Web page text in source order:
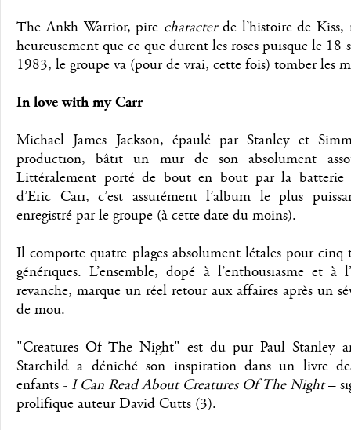
The Ankh Warrior, pire characterde l’histoire de Kiss,
heureusement que ce que durent les roses puisque le 18
1983, le groupe va (pour de vrai, cette fois) tomber les
In love with my Carr
Michael James Jackson, épaulé par Stanley et
production, bâtit un mur de son absolument
Littéralement porté de bout en bout par la batterie
d’Eric Carr, c’est assurément l’album le plus
enregistré par le groupe (à cette date du moins).
Il comporte quatre plages absolument létales pour cinq
génériques. L’ensemble, dopé à l’enthousiasme et à
revanche, marque un réel retour aux affaires après un
de mou.
"Creatures Of The Night" est du pur Paul Stanley
Starchild a déniché son inspiration dans un livre
enfants - I Can Read About Creatures Of The Night–
prolifique auteur David Cutts (3).